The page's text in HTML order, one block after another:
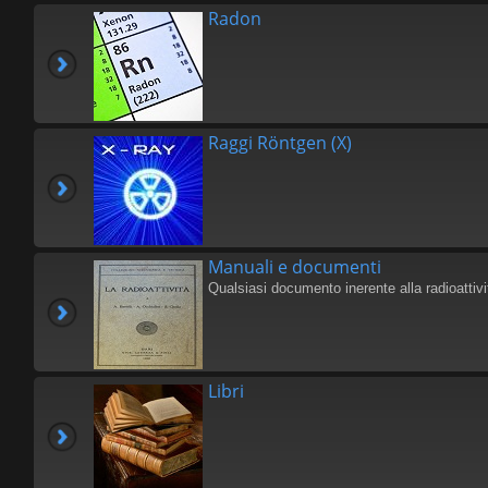
Radon
Raggi Röntgen (X)
Manuali e documenti
Qualsiasi documento inerente alla
Libri